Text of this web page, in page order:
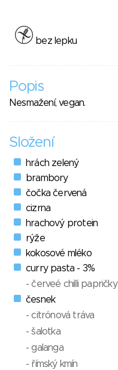
bez lepku
Popis
Nesmažení, vegan.
Složení
hrách zelený
brambory
čočka červená
cizrna
hrachový protein
rýže
kokosové mléko
curry pasta - 3%
- červeé chilli papričky
česnek
- citrónová tráva
- šalotka
- galanga
- římský kmín